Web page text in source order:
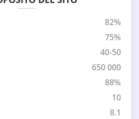
82%
75%
40-50
650 000
88%
10
8.1